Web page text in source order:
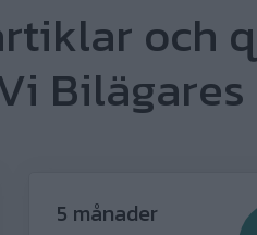
och
5 månader